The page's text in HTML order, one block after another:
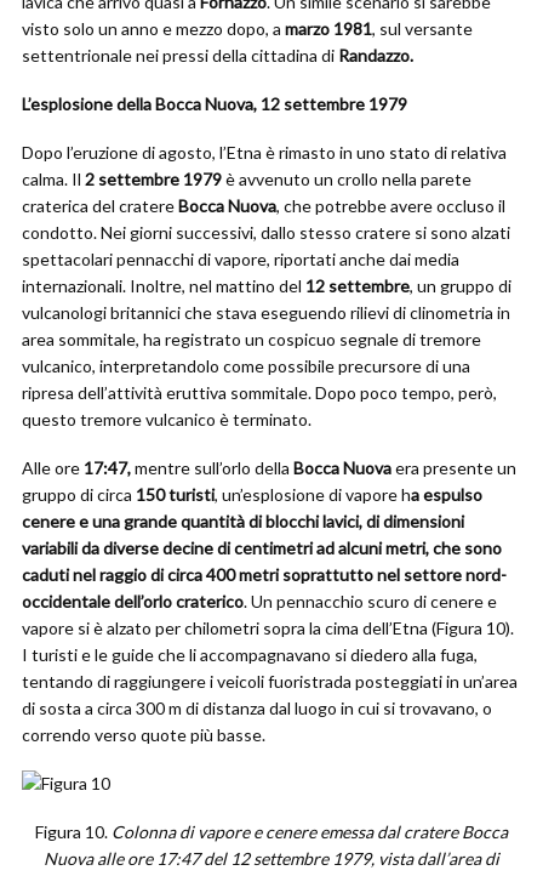
visto solo un anno e mezzo dopo, a marzo 1981, sul versante
settentrionale nei pressi della cittadina di Randazzo.
L’esplosione della Bocca Nuova, 12 settembre 1979
Dopo l’eruzione di agosto, l’Etna è rimasto in uno stato di relativa
calma. Il 2 settembre 1979è avvenuto un crollo nella parete
craterica del cratereBocca Nuova, che potrebbe avere occluso il
condotto. Nei giorni successivi, dallo stesso cratere si sono alzati
spettacolari pennacchi di vapore, riportati anche dai media
internazionali. Inoltre, nel mattino del 12 settembre, un gruppo di
vulcanologi britannici che stava eseguendo rilievi di clinometria in
area sommitale, ha registrato un cospicuo segnale di tremore
vulcanico, interpretandolo come possibile precursore di una
ripresa dell’attività eruttiva sommitale. Dopo poco tempo, però,
questo tremore vulcanico è terminato.
Alle ore 17:47,mentre sull’orlo della Bocca Nuovaera presente un
gruppo di circa 150 turisti, un’esplosione di vapore ha espulso
cenere e una grande quantità di blocchi lavici, di dimensioni
variabili da diverse decine di centimetri ad alcuni metri, che sono
caduti nel raggio di circa 400 metri soprattutto nel settore nord-
occidentale dell’orlo craterico. Un pennacchio scuro di cenere e
vapore si è alzato per chilometri sopra la cima dell’Etna (Figura 10).
I turisti e le guide che li accompagnavano si diedero alla fuga,
tentando di raggiungere i veicoli fuoristrada posteggiati in un’area
di sosta a circa 300 m di distanza dal luogo in cui si trovavano, o
correndo verso quote più basse.
Figura 10. Colonna di vapore e cenere emessa dal cratere Bocca
Nuova alle ore 17:47 del 12 settembre 1979, vista dall’area di